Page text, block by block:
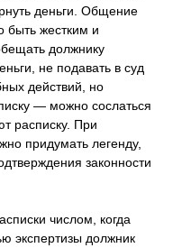
деньги. Общение
быть жестким и
должнику
не подавать в суд
действий, но
— можно сослаться
расписку. При
придумать легенду,
законности
числом, когда
экспертизы должник